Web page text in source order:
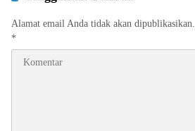
Alamat email Anda tidak akan dipublikasikan.
*